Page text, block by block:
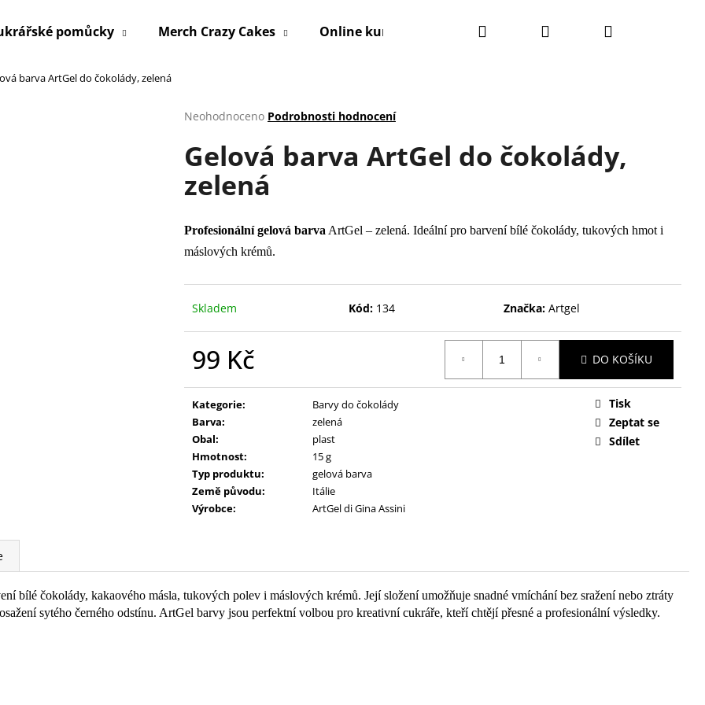
pomůcky Merch Crazy Cakes Online kurzy Kontakty Obchodní podmínky
Hledat PřihlášeníNákupní
barva ArtGel do čokolády, zelená
Průměrné
produktu
je
z
Neohodnoceno Podrobnosti hodnocení
Gelová barva ArtGel do čokolády,
zelená
Profesionální gelová barva ArtGel – zelená. Ideální pro barvení bílé čokolády, tukových hmot i
máslových krémů.
Skladem Kód: 134 Značka:Artgel
99 Kč DO KOŠÍKU
Kategorie:
Barvy do čokolády
Barva:
zelená
Obal:
plast
Hmotnost:
15 g
Typ produktu:
gelová barva
Země původu:
Itálie
Výrobce: ArtGel di Gina Assini
Tisk
Zeptat se
Sdílet
bílé čokolády, kakaového másla, tukových polev i máslových krémů. Její složení umožňuje snadné vmíchání bez sražení nebo ztráty
sytého černého odstínu. ArtGel barvy jsou perfektní volbou pro kreativní cukráře, kteří chtějí přesné a profesionální výsledky.
Co potřebujete najít?
HLEDAT